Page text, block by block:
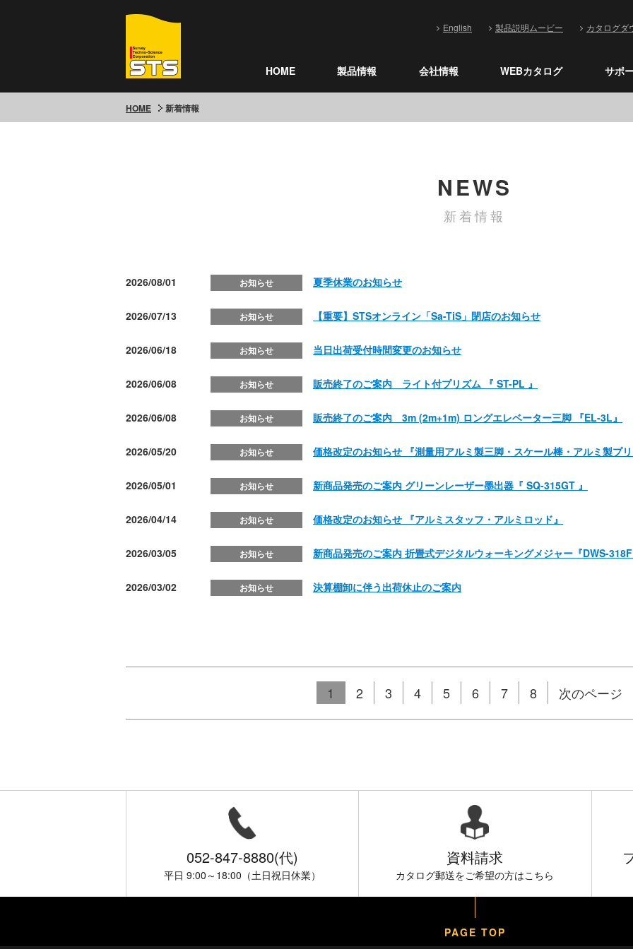
English 製品説明ムービー カタログダ
HOME 製品情報 会社情報 WEBカタログ サポ
HOME 新着情報
NEWS
新着情報
2026/08/01 お知らせ 夏季休業のお知らせ
2026/07/13 お知らせ 【重要】STSオンライン「Sa-TiS」閉店のお知らせ
2026/06/18 お知らせ 当日出荷受付時間変更のお知らせ
2026/06/08 お知らせ 販売終了のご案内 ライト付プリズム 『 ST-PL 』
2026/06/08 お知らせ 販売終了のご案内 3m (2m+1m) ロングエレベーター三脚 『EL-3L』
2026/05/20 お知らせ 価格改定のお知らせ 『測量用アルミ製三脚・スケール棒・アルミ製プリ
2026/05/01 お知らせ 新商品発売のご案内 グリーンレーザー墨出器『 SQ-315GT 』
2026/04/14 お知らせ 価格改定のお知らせ 『アルミスタッフ・アルミロッド』
2026/03/05 お知らせ 新商品発売のご案内 折畳式デジタルウォーキングメジャー『DWS-318F
2026/03/02 お知らせ 決算棚卸に伴う出荷休止のご案内
1 2 3 4 5 6 7 8 次のページ
052-847-8880(代)
平日 9:00～18:00（土日祝日休業）
資料請求
カタログ郵送をご希望の方はこちら
PAGE TOP